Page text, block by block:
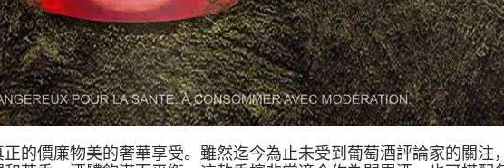
的價廉物美的奢華享受。雖然迄今為止未受到葡萄酒評論家的關